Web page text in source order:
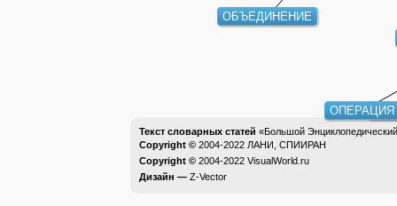
ОБЪЕДИНЕНИЕ
ОПЕРАЦИЯ
Текст словарных статей «Большой
Copyright © 2004-2022 ЛАНИ, СПИИРАН
Copyright © 2004-2022 VisualWorld.ru
Дизайн — Z-Vector